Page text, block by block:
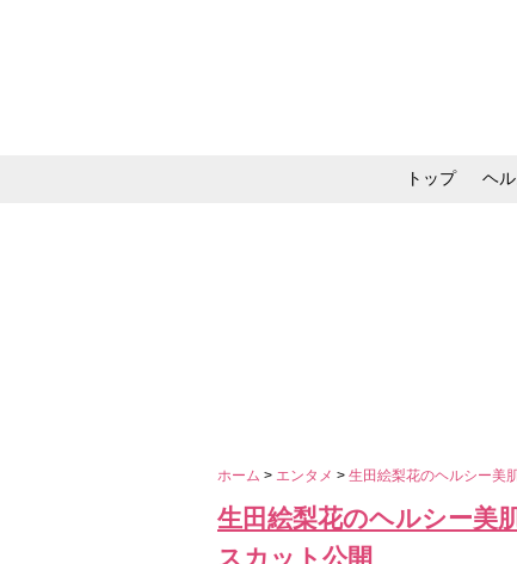
トップ ヘ
ホーム > エンタメ > 生田絵梨花のヘルシー美
生田絵梨花のヘルシー美
スカット公開